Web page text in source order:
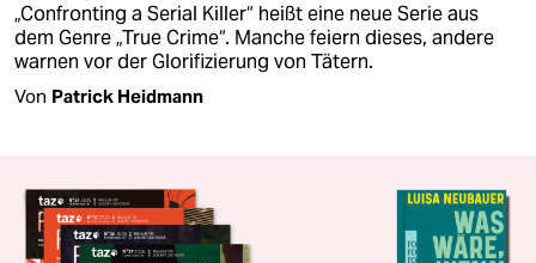
„Confronting a Serial Killer“ heißt eine neue Serie aus
dem Genre „True Crime“. Manche feiern dieses, andere
warnen vor der Glorifizierung von Tätern.
Von Patrick Heidmann